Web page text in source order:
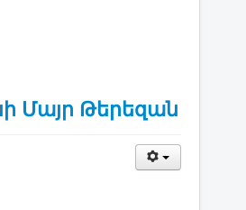
Մայր Թերեզան